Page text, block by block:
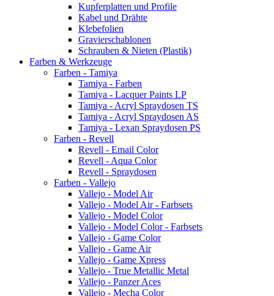
Kupferplatten und Profile
Kabel und Drähte
Klebefolien
Gravierschablonen
Schrauben & Nieten (Plastik)
Farben & Werkzeuge
Farben - Tamiya
Tamiya - Farben
Tamiya - Lacquer Paints LP
Tamiya - Acryl Spraydosen TS
Tamiya - Acryl Spraydosen AS
Tamiya - Lexan Spraydosen PS
Farben - Revell
Revell - Email Color
Revell - Aqua Color
Revell - Spraydosen
Farben - Vallejo
Vallejo - Model Air
Vallejo - Model Air - Farbsets
Vallejo - Model Color
Vallejo - Model Color - Farbsets
Vallejo - Game Color
Vallejo - Game Air
Vallejo - Game Xpress
Vallejo - True Metallic Metal
Vallejo - Panzer Aces
Vallejo - Mecha Color